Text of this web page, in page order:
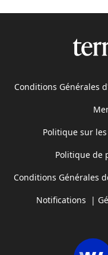
Conditions Générales
Politique sur
Politique de
Conditions Générales
Notifications |